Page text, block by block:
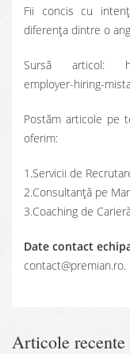
Fii concis cu
diferența dintre o
Sursă articol:
employer-hiring-
Postăm articole pe
oferim:
1.Servicii de
2.Consultanţă pe
3.Coaching de
Date contact
contact@premian.ro.
Articole recente